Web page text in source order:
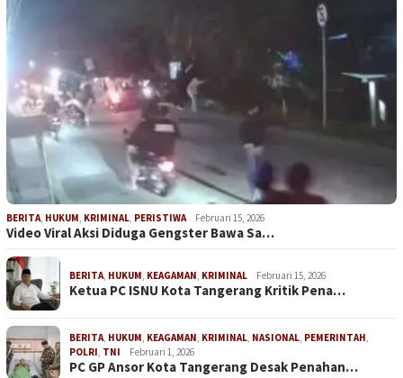
BERITA HUKUM KRIMINAL PERISTIWA Februari 15, 2026
Video Viral Aksi Diduga Gengster Bawa Sa…
BERITA HUKUM KEAGAMAN KRIMINAL Februari 15, 2026
Ketua PC ISNU Kota Tangerang Kritik Pena…
BERITA HUKUM KEAGAMAN KRIMINAL NASIONAL PEMERINTAH
POLRI TNI Februari 1, 2026
PC GP Ansor Kota Tangerang Desak Penahan…